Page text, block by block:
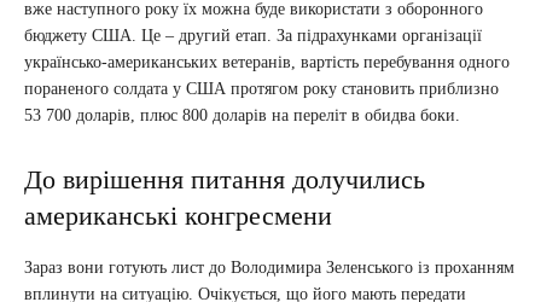
вже наступного року їх можна буде використати з оборонного
бюджету США. Це – другий етап. За підрахунками організації
українсько-американських ветеранів, вартість перебування одного
пораненого солдата у США протягом року становить приблизно
53 700 доларів, плюс 800 доларів на переліт в обидва боки.
До вирішення питання долучились
американські конгресмени
Зараз вони готують лист до Володимира Зеленського із проханням
вплинути на ситуацію. Очікується, що його мають передати